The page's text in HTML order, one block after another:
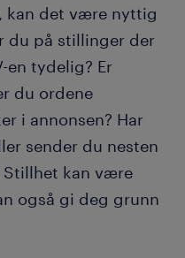
kan det være nyttig
du på stillinger der
en tydelig? Er
du ordene
i annonsen? Har
sender du nesten
Stillhet kan være
også gi deg grunn